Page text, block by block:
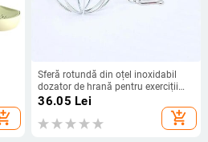
Sferă rotundă din oțel inoxidabil
dozator de hrană pentru exerciții
hrănitor de fân agățat minge de fân
porcușor de guinea hamster iepure
jucărie pentru animale de companie
36.05 Lei
add_shopping_cart